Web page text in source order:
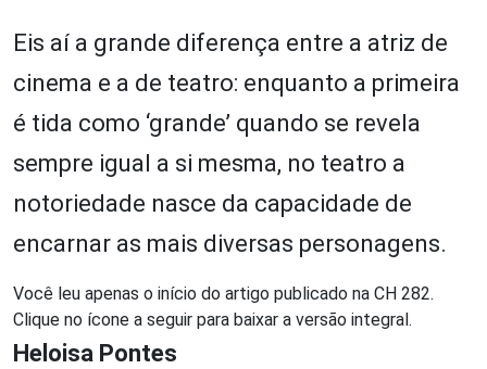
Eis aí a grande diferença entre a atriz de
cinema e a de teatro: enquanto a primeira
é tida como ‘grande’ quando se revela
sempre igual a si mesma, no teatro a
notoriedade nasce da capacidade de
encarnar as mais diversas personagens.
Você leu apenas o início do artigo publicado na CH 282.
Clique no ícone a seguir para baixar a versão integral.
Heloisa Pontes